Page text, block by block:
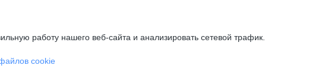
работу нашего веб-сайта и анализировать сетевой трафик.
cookie